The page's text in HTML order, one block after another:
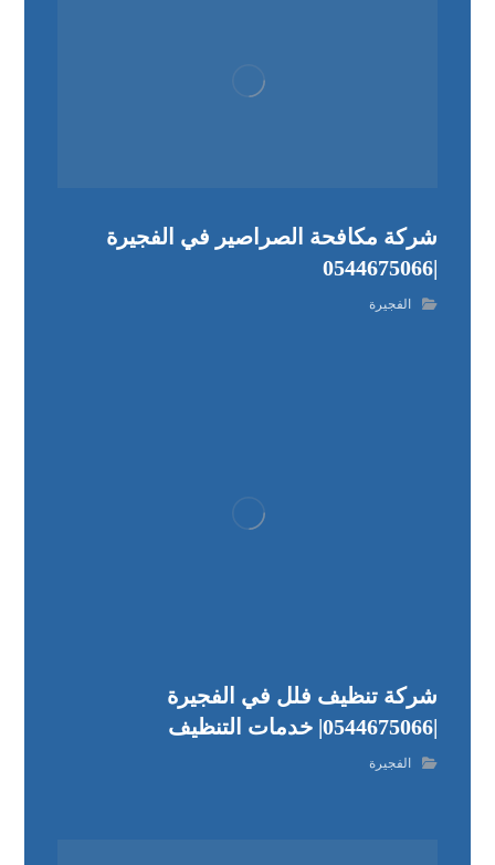
شركة مكافحة الصراصير في الفجيرة
|0544675066
الفجيرة
شركة تنظيف فلل في الفجيرة
|0544675066| خدمات التنظيف
الفجيرة